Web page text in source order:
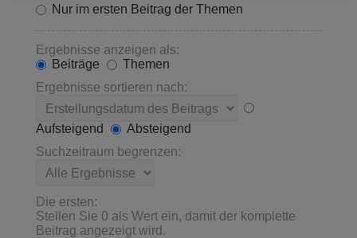
Nur im ersten Beitrag der Themen
Ergebnisse anzeigen als:
Beiträge
Themen
Ergebnisse sortieren nach:
Aufsteigend
Absteigend
Suchzeitraum begrenzen:
Die ersten:
Stellen Sie 0 als Wert ein, damit der komplette
Beitrag angezeigt wird.